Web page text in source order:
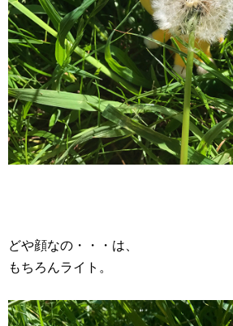
どや顔なの・・・は、
もちろんライト。